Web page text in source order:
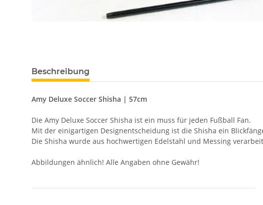
Beschreibung
Amy Deluxe Soccer Shisha | 57cm
Die Amy Deluxe Soccer Shisha ist ein muss für jeden Fußball Fan.
Mit der einigartigen Designentscheidung ist die Shisha ein
Die Shisha wurde aus hochwertigen Edelstahl und Messing
Abbildungen ähnlich! Alle Angaben ohne Gewähr!